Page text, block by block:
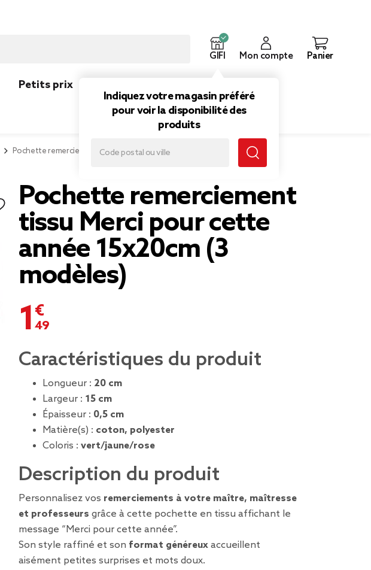
GIFI
Indiquez votre magasin préféré
pour voir la disponibilité des
produits
Mon compte Panier
Petits prix
Pochette remerciement tissu Merci pour cette année 15x20cm (3 modèles)
Pochette remerciement
tissu Merci pour cette
année 15x20cm (3
modèles)
1,49 €
Caractéristiques du produit
Longueur : 20 cm
Largeur : 15 cm
Épaisseur : 0,5 cm
Matière(s) : coton, polyester
Coloris : vert/jaune/rose
Description du produit
Personnalisez vos remerciements à votre maître, maîtresse
et professeurs grâce à cette pochette en tissu affichant le
message “Merci pour cette année”.
Son style raffiné et son format généreux accueillent
aisément petites surprises et mots doux.